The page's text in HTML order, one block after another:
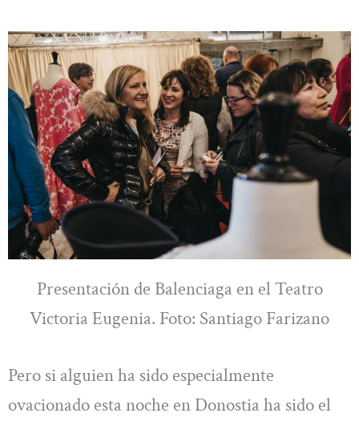
Presentación de Balenciaga en el Teatro
Victoria Eugenia. Foto: Santiago Farizano
Pero si alguien ha sido especialmente
ovacionado esta noche en Donostia ha sido el